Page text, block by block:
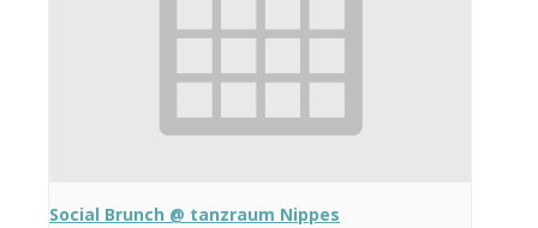
Social Brunch @ tanzraum Nippes